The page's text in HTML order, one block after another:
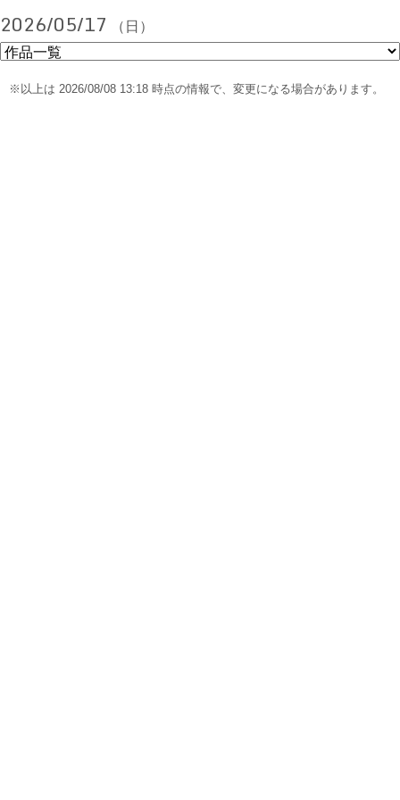
2026/05/17 （日）
※以上は 2026/08/08 13:18 時点の情報で、変更になる場合があります。